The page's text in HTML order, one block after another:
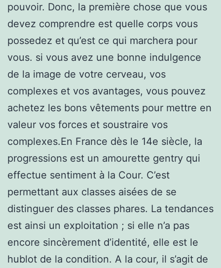
pouvoir. Donc, la première chose que vous
devez comprendre est quelle corps vous
possedez et qu’est ce qui marchera pour
vous. si vous avez une bonne indulgence
de la image de votre cerveau, vos
complexes et vos avantages, vous pouvez
achetez les bons vêtements pour mettre en
valeur vos forces et soustraire vos
complexes.En France dès le 14e siècle, la
progressions est un amourette gentry qui
effectue sentiment à la Cour. C’est
permettant aux classes aisées de se
distinguer des classes phares. La tendances
est ainsi un exploitation ; si elle n’a pas
encore sincèrement d’identité, elle est le
hublot de la condition. A la cour, il s’agit de